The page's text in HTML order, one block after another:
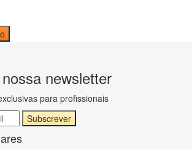
newsletter
para profissionais
Subscrever